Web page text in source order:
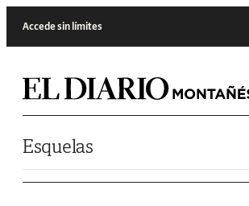
Accede sin límites
Esquelas